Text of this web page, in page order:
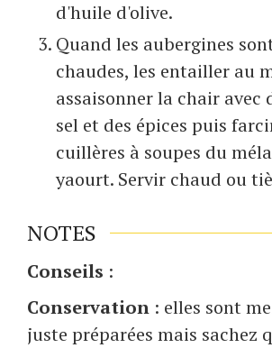
d'huile d'olive.
Quand les aubergines
chaudes, les entailler au
assaisonner la chair avec
sel et des épices puis
cuillères à soupes du
yaourt. Servir chaud ou
NOTES
Conseils :
Conservation : elles sont
juste préparées mais sachez